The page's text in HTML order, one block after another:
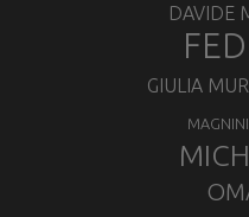
DAVIDE
GIULIA
MAGNINI